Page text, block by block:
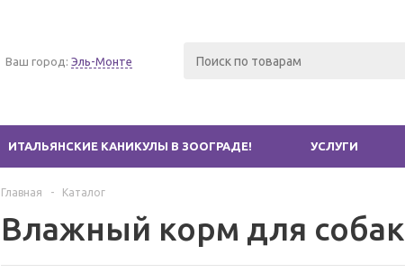
Ваш город: Эль-Монте
ИТАЛЬЯНСКИЕ КАНИКУЛЫ В ЗООГРАДЕ! УСЛУГИ
Главная - Каталог
Влажный корм для собак